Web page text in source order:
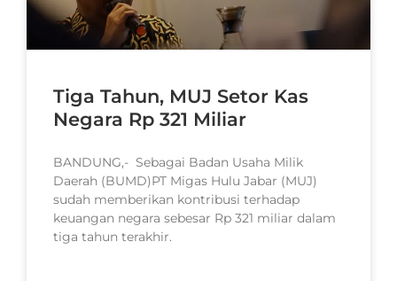
Tiga Tahun, MUJ Setor Kas
Negara Rp 321 Miliar
BANDUNG,- Sebagai Badan Usaha Milik
Daerah (BUMD)PT Migas Hulu Jabar (MUJ)
sudah memberikan kontribusi terhadap
keuangan negara sebesar Rp 321 miliar dalam
tiga tahun terakhir.